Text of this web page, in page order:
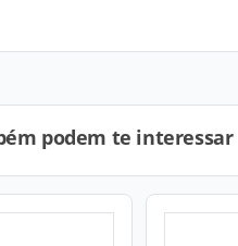
podem te interessar